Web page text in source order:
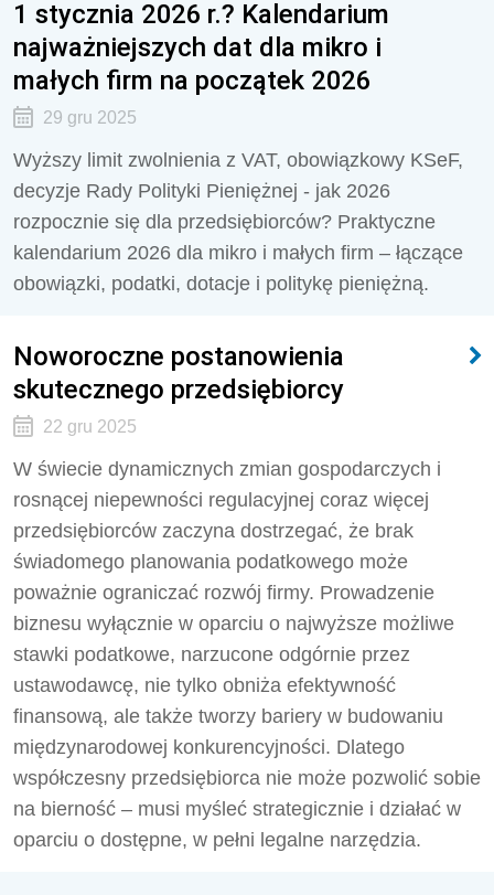
1 stycznia 2026 r.? Kalendarium
najważniejszych dat dla mikro i
małych firm na początek 2026
29 gru 2025
Wyższy limit zwolnienia z VAT, obowiązkowy KSeF,
decyzje Rady Polityki Pieniężnej - jak 2026
rozpocznie się dla przedsiębiorców? Praktyczne
kalendarium 2026 dla mikro i małych firm – łączące
obowiązki, podatki, dotacje i politykę pieniężną.
Noworoczne postanowienia
skutecznego przedsiębiorcy
22 gru 2025
W świecie dynamicznych zmian gospodarczych i
rosnącej niepewności regulacyjnej coraz więcej
przedsiębiorców zaczyna dostrzegać, że brak
świadomego planowania podatkowego może
poważnie ograniczać rozwój firmy. Prowadzenie
biznesu wyłącznie w oparciu o najwyższe możliwe
stawki podatkowe, narzucone odgórnie przez
ustawodawcę, nie tylko obniża efektywność
finansową, ale także tworzy bariery w budowaniu
międzynarodowej konkurencyjności. Dlatego
współczesny przedsiębiorca nie może pozwolić sobie
na bierność – musi myśleć strategicznie i działać w
oparciu o dostępne, w pełni legalne narzędzia.